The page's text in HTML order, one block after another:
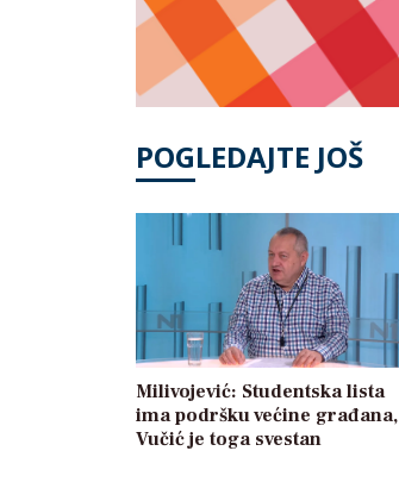
POGLEDAJTE JOŠ
Milivojević: Studentska lista
ima podršku većine građana,
Vučić je toga svestan